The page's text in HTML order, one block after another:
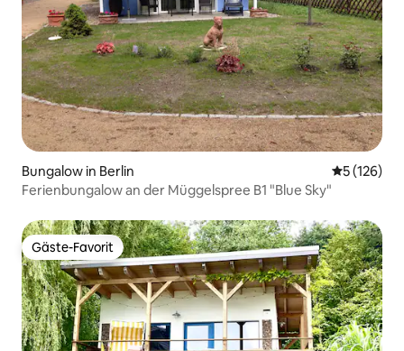
Bungalow in Berlin
5 (126)
Ferienbungalow an der Müggelspree B1 "Blue Sky"
Gäste-Favorit
Gäste-Favorit